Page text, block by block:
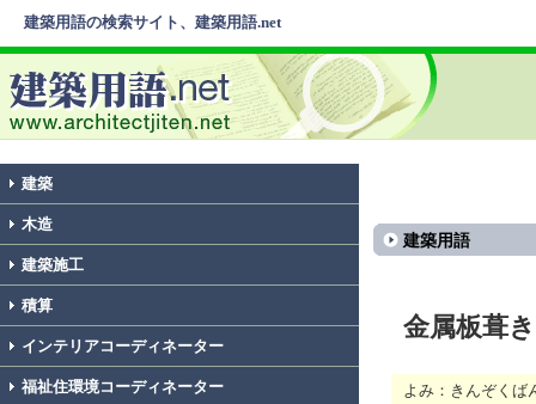
建築用語の検索サイト、建築用語.net
建築
木造
建築施工
積算
インテリアコーディネーター
福祉住環境コーディネーター
建築用語
金属板葺き
よみ：きんぞくば